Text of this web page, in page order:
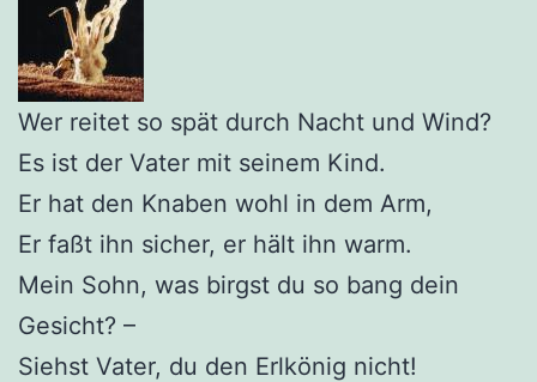
Wer reitet so spät durch Nacht und Wind?
Es ist der Vater mit seinem Kind.
Er hat den Knaben wohl in dem Arm,
Er faßt ihn sicher, er hält ihn warm.
Mein Sohn, was birgst du so bang dein
Gesicht? –
Siehst Vater, du den Erlkönig nicht!